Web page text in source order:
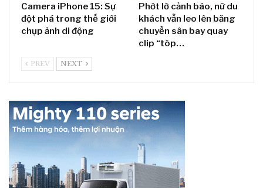
Camera iPhone 15: Sự
đột phá trong thế giới
chụp ảnh di động
Phớt lờ cảnh báo, nữ du
khách vẫn leo lên băng
chuyền sân bay quay
clip “tóp…
PREV NEXT